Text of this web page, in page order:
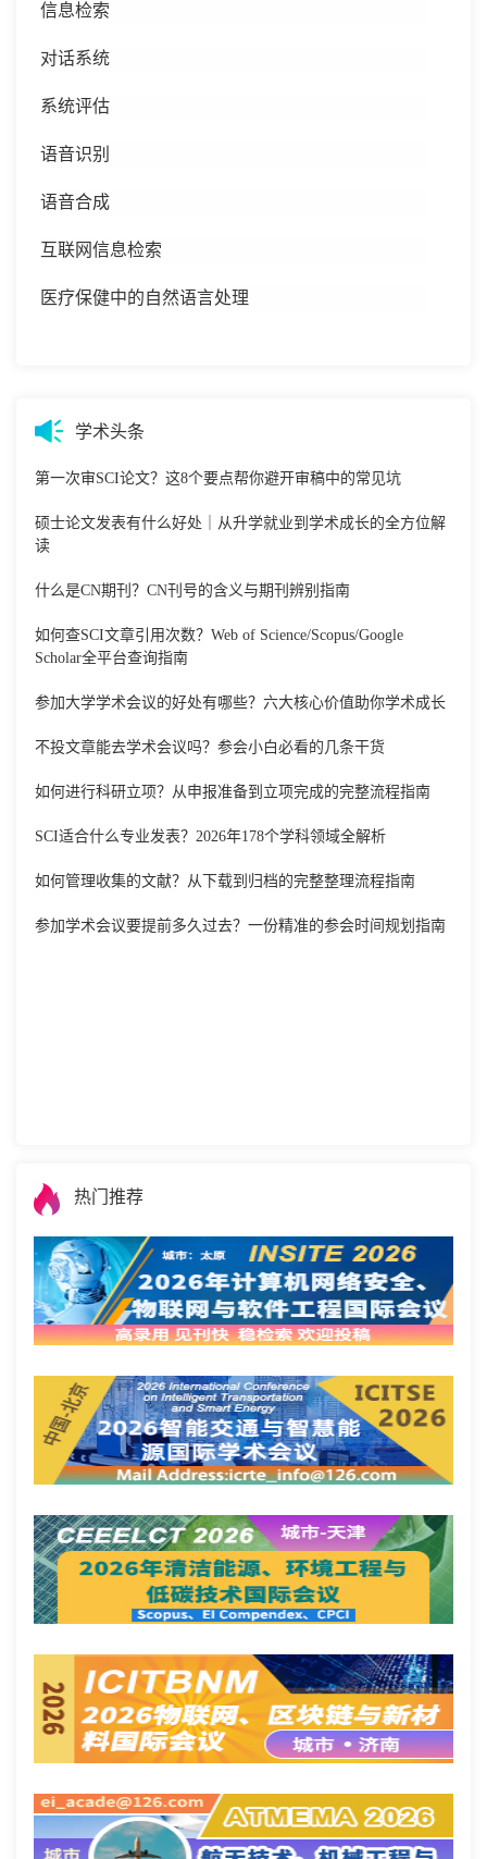
信息检索
对话系统
系统评估
语音识别
语音合成
互联网信息检索
医疗保健中的自然语言处理
学术头条
第一次审SCI论文？这8个要点帮你避开审稿中的常见坑
硕士论文发表有什么好处｜从升学就业到学术成长的全方位解
读
什么是CN期刊？CN刊号的含义与期刊辨别指南
如何查SCI文章引用次数？Web of Science/Scopus/Google
Scholar全平台查询指南
参加大学学术会议的好处有哪些？六大核心价值助你学术成长
不投文章能去学术会议吗？参会小白必看的几条干货
如何进行科研立项？从申报准备到立项完成的完整流程指南
SCI适合什么专业发表？2026年178个学科领域全解析
如何管理收集的文献？从下载到归档的完整整理流程指南
参加学术会议要提前多久过去？一份精准的参会时间规划指南
热门推荐